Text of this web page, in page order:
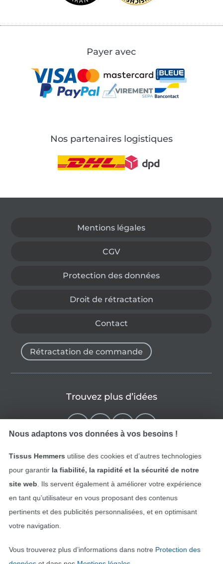
Payer avec
Nos partenaires logistiques
Mentions légales
CGV
Protection des données
Droit de rétractation
Contact
Rétractation de commande
Trouvez plus d’idées
Deutsch
Nous adaptons vos données à vos besoins !
Tissus Hemmers utilise des cookies et d’autres technologies
pour garantir la fiabilité, la rapidité et la sécurité de notre
site web . Ils servent également à améliorer votre expérience
en tant qu’utilisateur en vous proposant des contenus
pertinents et des publicités personnalisées, et en optimisant
votre navigation.
Vous trouverez plus d’informations dans notre Protection des